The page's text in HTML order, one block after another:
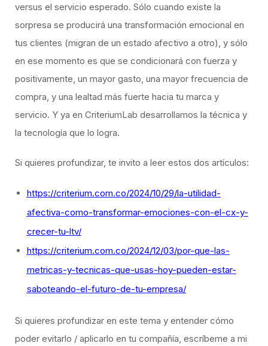
versus el servicio esperado. Sólo cuando existe la
sorpresa se producirá una transformación emocional en
tus clientes (migran de un estado afectivo a otro), y sólo
en ese momento es que se condicionará con fuerza y
positivamente, un mayor gasto, una mayor frecuencia de
compra, y una lealtad más fuerte hacia tu marca y
servicio. Y ya en CriteriumLab desarrollamos la técnica y
la tecnología que lo logra.
Si quieres profundizar, te invito a leer estos dos artículos:
https://criterium.com.co/2024/10/29/la-utilidad-
afectiva-como-transformar-emociones-con-el-cx-y-
crecer-tu-ltv/
https://criterium.com.co/2024/12/03/por-que-las-
metricas-y-tecnicas-que-usas-hoy-pueden-estar-
saboteando-el-futuro-de-tu-empresa/
Si quieres profundizar en este tema y entender cómo
poder evitarlo / aplicarlo en tu compañía, escríbeme a mi